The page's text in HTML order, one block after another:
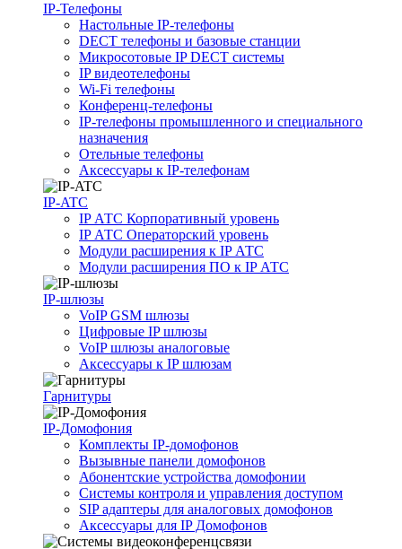
IP-Телефоны
Настольные IP-телефоны
DECT телефоны и базовые станции
Микросотовые IP DECT системы
IP видеотелефоны
Wi-Fi телефоны
Конференц-телефоны
IP-телефоны промышленного и специального
назначения
Отельные телефоны
Аксессуары к IP-телефонам
IP-ATC
IP АТС Корпоративный уровень
IP АТС Операторский уровень
Модули расширения к IP АТС
Модули расширения ПО к IP АТС
IP-шлюзы
VoIP GSM шлюзы
Цифровые IP шлюзы
VoIP шлюзы аналоговые
Аксессуары к IP шлюзам
Гарнитуры
IP-Домофония
Комплекты IP-домофонов
Вызывные панели домофонов
Абонентские устройства домофонии
Системы контроля и управления доступом
SIP адаптеры для аналоговых домофонов
Аксессуары для IP Домофонов